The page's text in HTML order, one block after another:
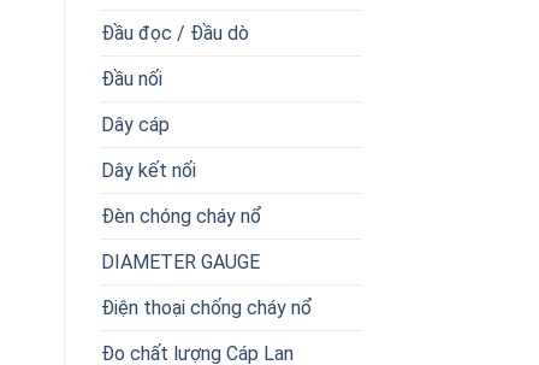
Đầu đọc / Đầu dò
Đầu nối
Dây cáp
Dây kết nối
Đèn chóng cháy nổ
DIAMETER GAUGE
Điện thoại chống cháy nổ
Đo chất lượng Cáp Lan